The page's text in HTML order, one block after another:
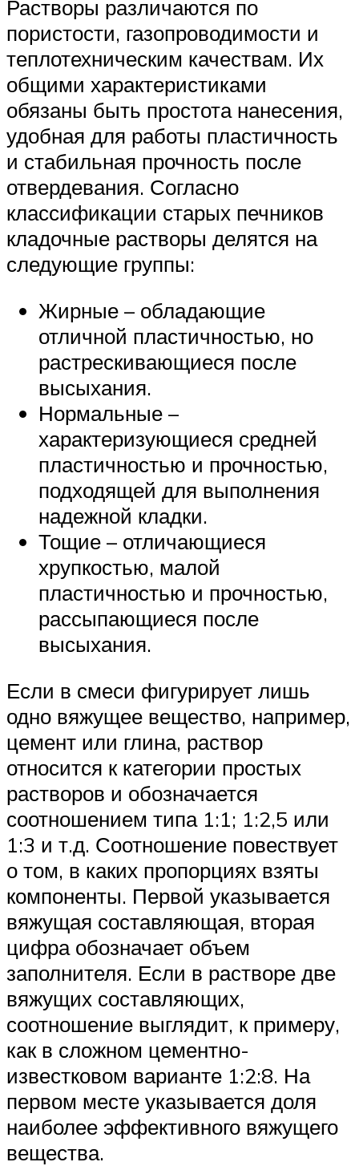
Растворы различаются по
пористости, газопроводимости и
теплотехническим качествам. Их
общими характеристиками
обязаны быть простота нанесения,
удобная для работы пластичность
и стабильная прочность после
отвердевания. Согласно
классификации старых печников
кладочные растворы делятся на
следующие группы:
Жирные – обладающие
отличной пластичностью, но
растрескивающиеся после
высыхания.
Нормальные –
характеризующиеся средней
пластичностью и прочностью,
подходящей для выполнения
надежной кладки.
Тощие – отличающиеся
хрупкостью, малой
пластичностью и прочностью,
рассыпающиеся после
высыхания.
Если в смеси фигурирует лишь
одно вяжущее вещество, например,
цемент или глина, раствор
относится к категории простых
растворов и обозначается
соотношением типа 1:1; 1:2,5 или
1:3 и т.д. Соотношение повествует
о том, в каких пропорциях взяты
компоненты. Первой указывается
вяжущая составляющая, вторая
цифра обозначает объем
заполнителя. Если в растворе две
вяжущих составляющих,
соотношение выглядит, к примеру,
как в сложном цементно-
известковом варианте 1:2:8. На
первом месте указывается доля
наиболее эффективного вяжущего
вещества.